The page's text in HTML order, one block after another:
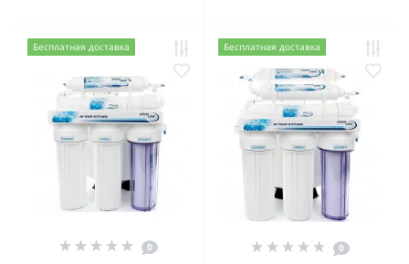
Бесплатная доставка
0
Бесплатная доставка
0